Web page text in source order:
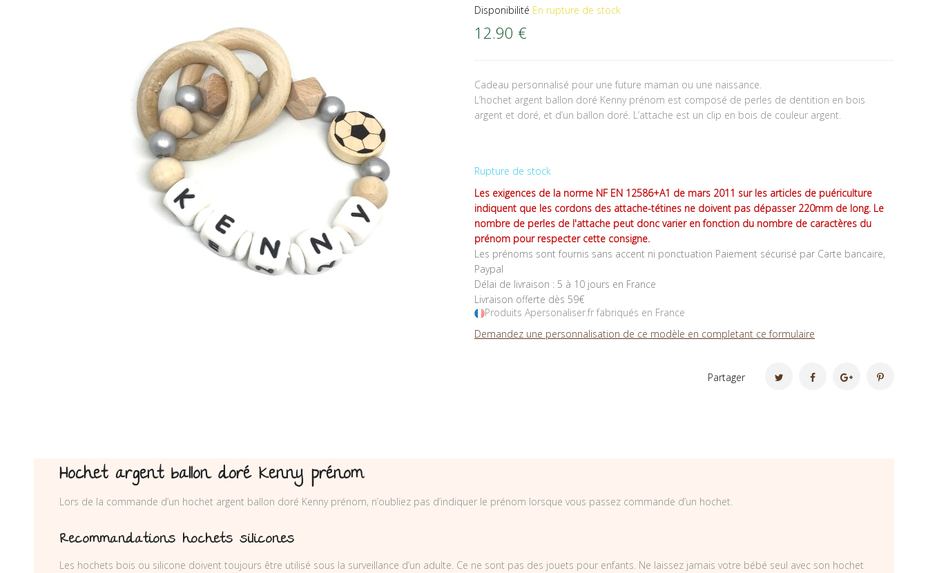
Disponibilité En rupture de stock
12.90 €
Cadeau personnalisé pour une future maman ou une naissance.
L’hochet argent ballon doré Kenny prénom est composé de perles de dentition en bois
argent et doré, et d’un ballon doré. L’attache est un clip en bois de couleur argent.
Rupture de stock
Les exigences de la norme NF EN 12586+A1 de mars 2011 sur les articles de puériculture
indiquent que les cordons des attache-tétines ne doivent pas dépasser 220mm de long. Le
nombre de perles de l'attache peut donc varier en fonction du nombre de caractères du
prénom pour respecter cette consigne.
Les prénoms sont fournis sans accent ni ponctuation Paiement sécurisé par Carte bancaire,
Paypal
Délai de livraison : 5 à 10 jours en France
Livraison offerte dès 59€
Produits Apersonaliser.fr fabriqués en France
Demandez une personnalisation de ce modèle en completant ce formulaire
Partager
Hochet argent ballon doré Kenny prénom
Lors de la commande d’un hochet argent ballon doré Kenny prénom, n’oubliez pas d’indiquer le prénom lorsque vous passez commande d’un hochet.
Recommandations hochets silicones
Les hochets bois ou silicone doivent toujours être utilisé sous la surveillance d’un adulte. Ce ne sont pas des jouets pour enfants. Ne laissez jamais votre bébé seul avec son hochet